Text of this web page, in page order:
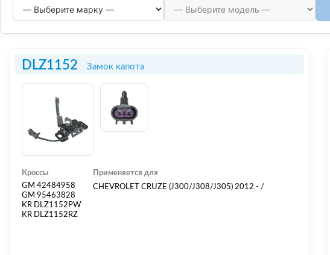
DLZ1152 Замок капота
Кроссы
GM 42484958
GM 95463828
KR DLZ1152PW
KR DLZ1152RZ
Применяется для
CHEVROLET CRUZE (J300/J308/J305) 2012 - /